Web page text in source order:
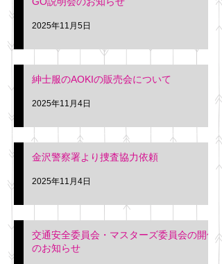
2025年11月5日
紳士服のAOKIの販売会について
2025年11月4日
金沢警察署より捜査協力依頼
2025年11月4日
交通安全委員会・マスターズ委員会の開催
のお知らせ